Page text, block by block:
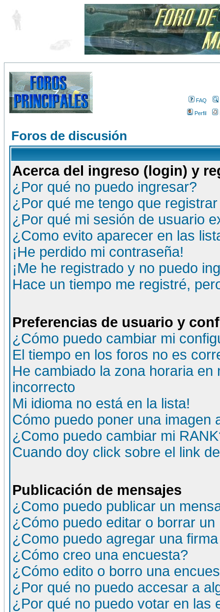
FAQ
Perfil
Foros de discusión
Acerca del ingreso (login) y
¿Por qué no puedo ingresar?
¿Por qué me tengo que
¿Por qué mi sesión de usuario
¿Como evito aparecer en las
¡He perdido mi contraseña!
¡Me he registrado y no puedo
Hace un tiempo me registré,
Preferencias de usuario y
¿Cómo puedo cambiar mi
El tiempo en los foros no es
He cambiado la zona horaria
incorrecto
Mi idioma no está en la lista!
Cómo puedo poner una imagen
¿Como puedo cambiar mi
Cuando doy click sobre el link
Publicación de mensajes
¿Como puedo publicar un
¿Cómo puedo editar o borrar un
¿Como puedo agregar una
¿Cómo creo una encuesta?
¿Cómo edito o borro una
¿Por qué no puedo accesar a
¿Por qué no puedo votar en las